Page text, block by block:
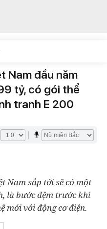
Nam đầu năm
tỷ, có gói thể
tranh E 200
Nam sắp tới sẽ có một
là bước đệm trước khi
mới với động cơ điện.